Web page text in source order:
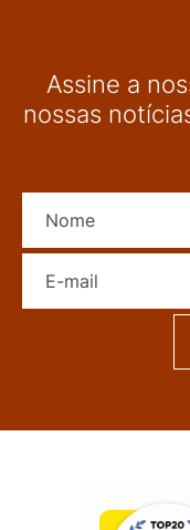
Assine a
nossas